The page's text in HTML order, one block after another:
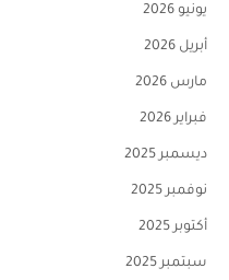
يونيو 2026
أبريل 2026
مارس 2026
فبراير 2026
ديسمبر 2025
نوفمبر 2025
أكتوبر 2025
سبتمبر 2025